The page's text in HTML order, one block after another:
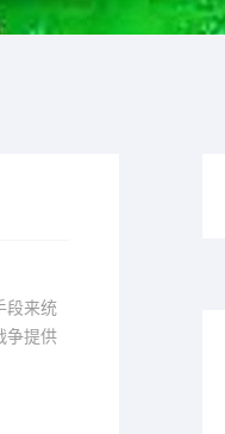
段来统
争提供